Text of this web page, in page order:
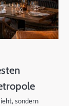
sondern